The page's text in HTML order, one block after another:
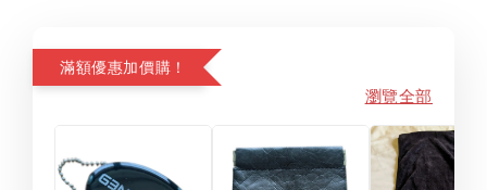
滿額優惠加價購！
瀏覽全部